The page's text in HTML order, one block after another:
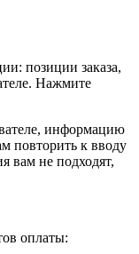
позиции заказа,
Нажмите
информацию
повторить к вводу
вам не подходят,
оплаты: